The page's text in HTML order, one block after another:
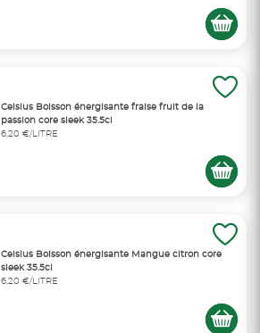
Celsius Boisson énergisante fraise fruit de la
passion core sleek 35.5cl
6,20 €/LITRE
Celsius Boisson énergisante Mangue citron core
sleek 35.5cl
6,20 €/LITRE